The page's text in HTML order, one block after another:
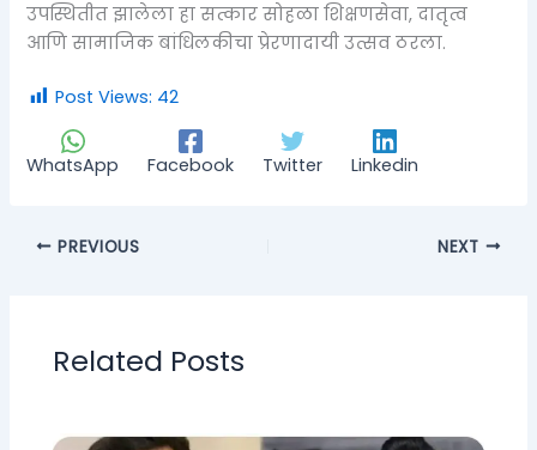
उपस्थितीत झालेला हा सत्कार सोहळा शिक्षणसेवा, दातृत्व
आणि सामाजिक बांधिलकीचा प्रेरणादायी उत्सव ठरला.
Post Views: 42
WhatsApp Facebook Twitter Linkedin
PREVIOUS NEXT
Related Posts